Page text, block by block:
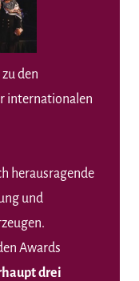
den
internationalen
herausragende
und
Awards
drei